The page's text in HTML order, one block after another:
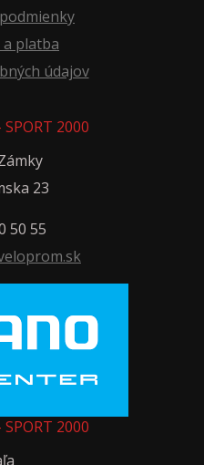
platba
údajov
SPORT 2000
23
50 55
SPORT 2000